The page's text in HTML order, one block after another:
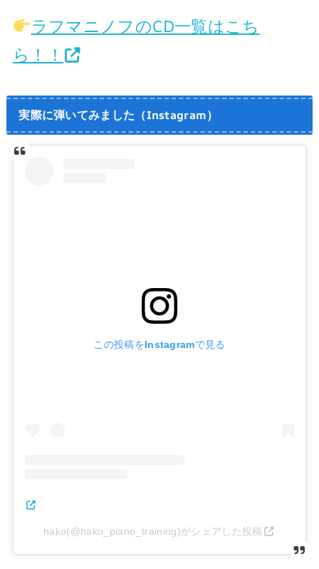
ラフマニノフのCD一覧はこち
ら！！
実際に弾いてみました（Instagram）
この投稿をInstagramで見る
hako(@hako_piano_training)がシェアした投稿